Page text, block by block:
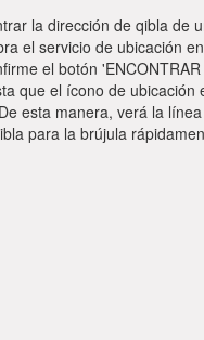
la dirección de qibla de
el servicio de ubicación
el botón
que el ícono de ubicación
esta manera, verá la
para la brújula